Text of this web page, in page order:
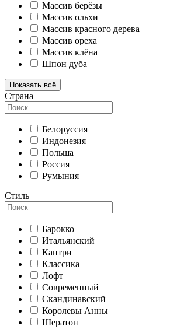
Массив берёзы
Массив ольхи
Массив красного дерева
Массив ореха
Массив клёна
Шпон дуба
Показать всё
Страна
Белоруссия
Индонезия
Польша
Россия
Румыния
Стиль
Барокко
Итальянский
Кантри
Классика
Лофт
Современный
Скандинавский
Королевы Анны
Шератон